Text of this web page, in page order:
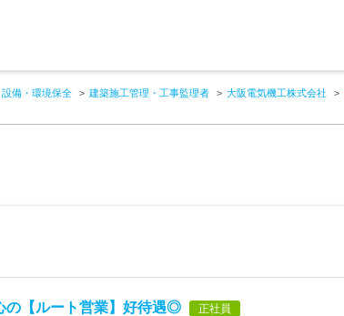
備・環境保全 建築施工管理・工事監理者 大阪電気機工株式会社
の【ルート営業】好待遇◎ 正社員